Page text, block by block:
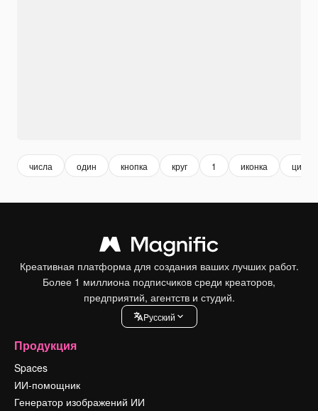
числа один кнопка круг 1 иконка
Креативная платформа для создания ваших лучших работ.
Более 1 миллиона подписчиков среди креаторов,
предприятий, агентств и студий.
Pусский
Продукция
Spaces
ИИ-помощник
Генератор изображений ИИ